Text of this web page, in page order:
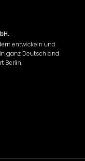
entwickeln und
ganz Deutschland
Berlin.